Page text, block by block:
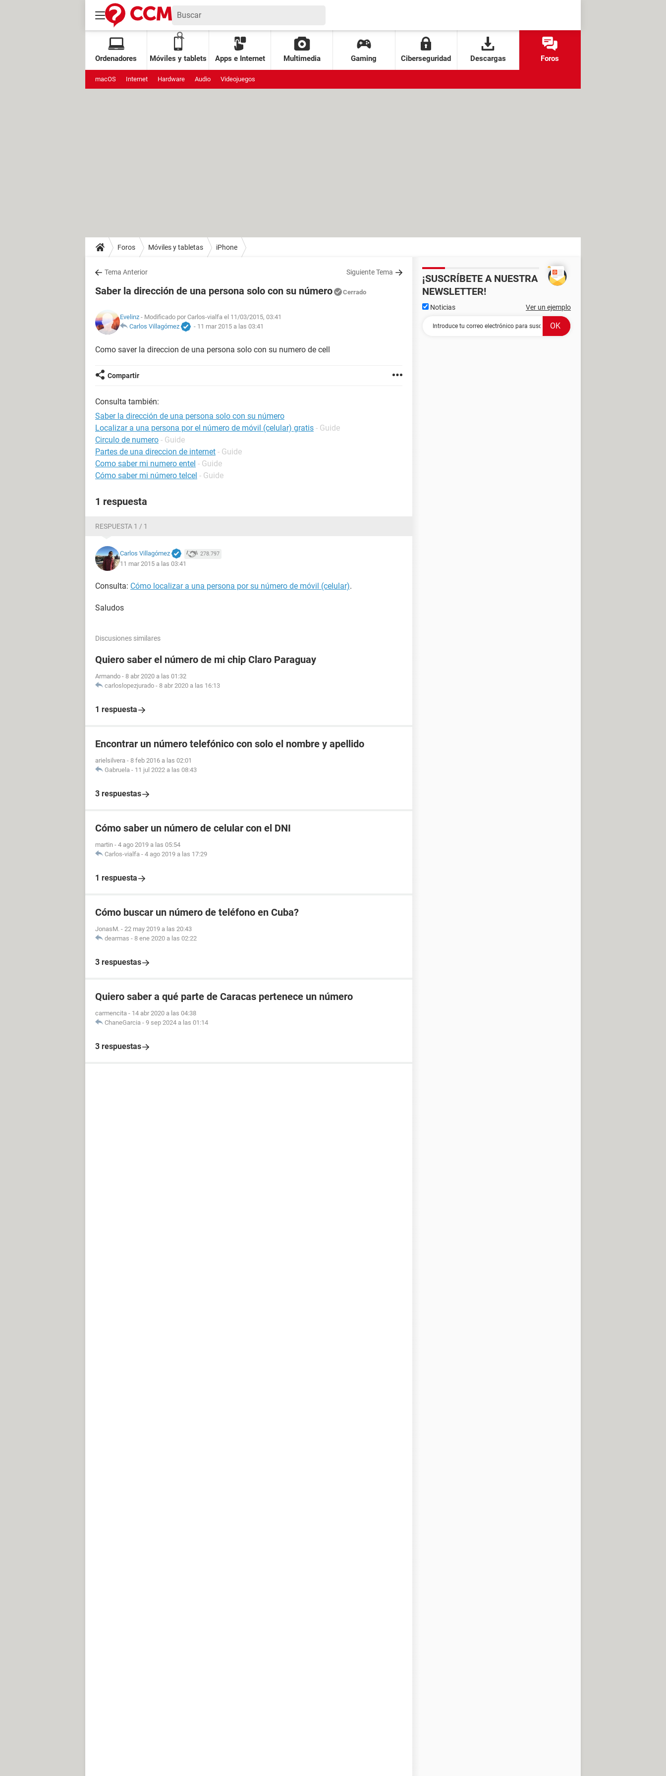
Ordenadores Móviles y tablets Apps e Internet Multimedia Gaming Ciberseguridad Descargas Foros
macOS Internet Hardware Audio Videojuegos
Foros Móviles y tabletas iPhone
Tema Anterior Siguiente Tema
Saber la dirección de una persona solo con su número Cerrado
Evelinz - Modificado por Carlos-vialfa el 11/03/2015, 03:41
Carlos Villagómez
- 11 mar 2015 a las 03:41
Como saver la direccion de una persona solo con su numero de cell
Compartir
Consulta también:
Saber la dirección de una persona solo con su número
Localizar a una persona por el número de móvil (celular) gratis - Guide
Circulo de numero - Guide
Partes de una direccion de internet - Guide
Como saber mi numero entel - Guide
Cómo saber mi número telcel - Guide
1 respuesta
RESPUESTA 1 / 1
Carlos Villagómez 278.797
11 mar 2015 a las 03:41
Consulta: Cómo localizar a una persona por su número de móvil (celular).
Saludos
Discusiones similares
Quiero saber el número de mi chip Claro Paraguay
Armando - 8 abr 2020 a las 01:32
carloslopezjurado - 8 abr 2020 a las 16:13
1 respuesta
Encontrar un número telefónico con solo el nombre y apellido
arielsilvera - 8 feb 2016 a las 02:01
Gabruela - 11 jul 2022 a las 08:43
3 respuestas
Cómo saber un número de celular con el DNI
martin - 4 ago 2019 a las 05:54
Carlos-vialfa - 4 ago 2019 a las 17:29
1 respuesta
Cómo buscar un número de teléfono en Cuba?
JonasM. - 22 may 2019 a las 20:43
dearmas - 8 ene 2020 a las 02:22
3 respuestas
Quiero saber a qué parte de Caracas pertenece un número
carmencita - 14 abr 2020 a las 04:38
ChaneGarcia - 9 sep 2024 a las 01:14
3 respuestas
¡SUSCRÍBETE A NUESTRA
NEWSLETTER!
Noticias Ver un ejemplo